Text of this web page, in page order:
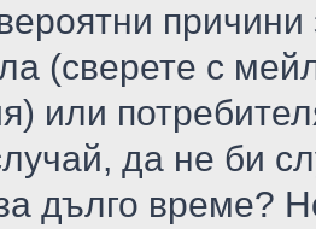
(сверете с
или
да не би
дълго време?